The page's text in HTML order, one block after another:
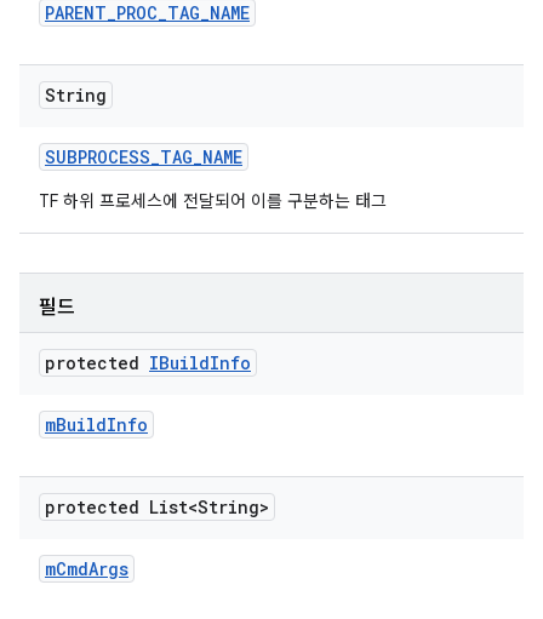
PARENT_PROC_TAG_NAME
String
SUBPROCESS_TAG_NAME
TF 하위 프로세스에 전달되어 이를 구분하는 태그
필드
protected IBuildInfo
mBuildInfo
protected List<String>
mCmdArgs